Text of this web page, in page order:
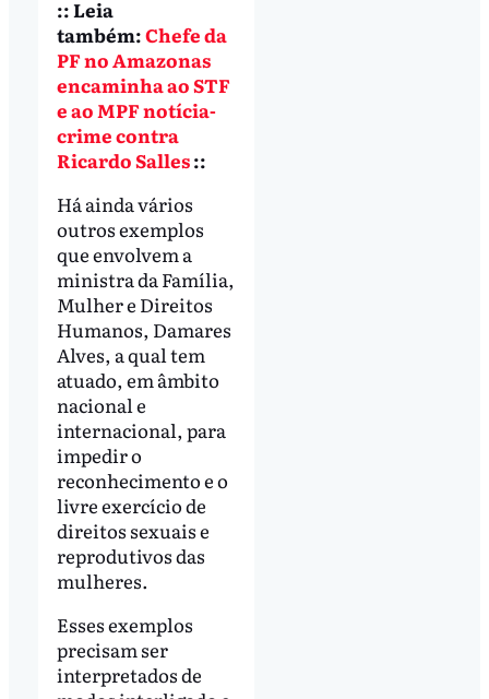
:: Leia
também:Chefe da
PF no Amazonas
encaminha ao STF
e ao MPF notícia-
crime contra
Ricardo Salles::
Há ainda vários
outros exemplos
que envolvem a
ministra da Família,
Mulher e Direitos
Humanos, Damares
Alves, a qual tem
atuado, em âmbito
nacional e
internacional, para
impedir o
reconhecimento e o
livre exercício de
direitos sexuais e
reprodutivos das
mulheres.
Esses exemplos
precisam ser
interpretados de